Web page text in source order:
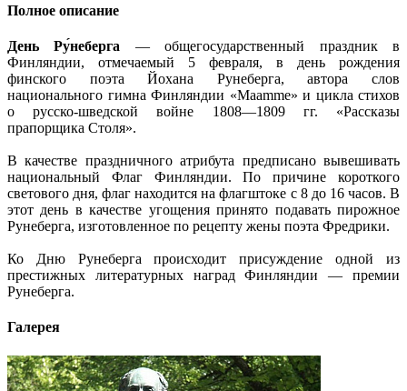
Полное описание
День Ру́неберга — общегосударственный праздник в
Финляндии, отмечаемый 5 февраля, в день рождения
финского поэта Йохана Рунеберга, автора слов
национального гимна Финляндии «Maamme» и цикла стихов
о русско-шведской войне 1808—1809 гг. «Рассказы
прапорщика Столя».
В качестве праздничного атрибута предписано вывешивать
национальный Флаг Финляндии. По причине короткого
светового дня, флаг находится на флагштоке с 8 до 16 часов. В
этот день в качестве угощения принято подавать пирожное
Рунеберга, изготовленное по рецепту жены поэта Фредрики.
Ко Дню Рунеберга происходит присуждение одной из
престижных литературных наград Финляндии — премии
Рунеберга.
Галерея